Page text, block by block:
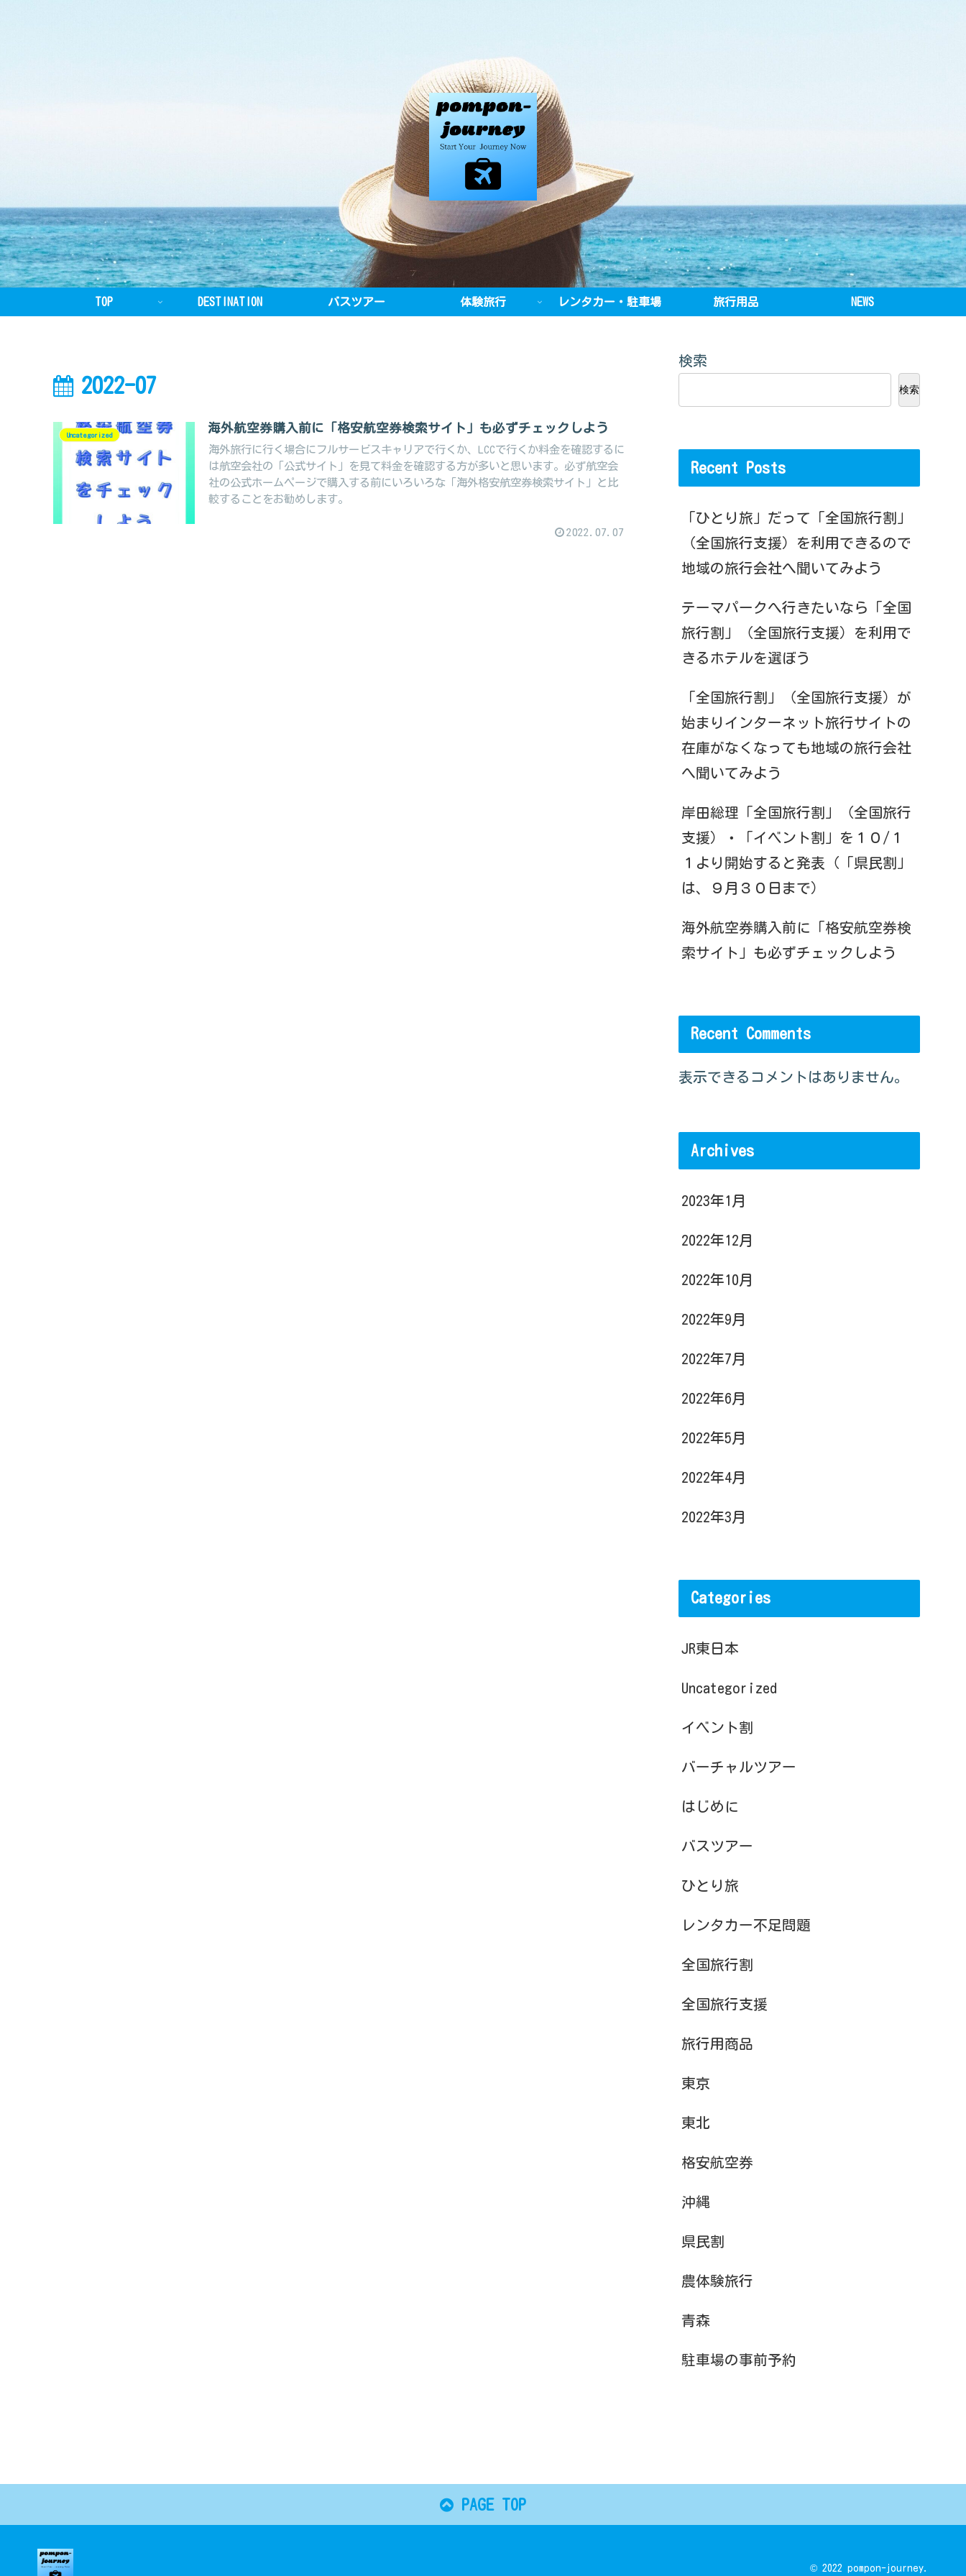
TOP DESTINATION バスツアー 体験旅行 レンタカー・駐車場 旅行用品 NEWS
2022-07
Uncategorized
海外航空券購入前に「格安航空券検索サイト」も必ずチェックしよう
海外旅行に行く場合にフルサービスキャリアで行くか、LCCで行くか料金を確認するに
は航空会社の「公式サイト」を見て料金を確認する方が多いと思います。必ず航空会
社の公式ホームページで購入する前にいろいろな「海外格安航空券検索サイト」と比
較することをお勧めします。
2022.07.07
検索
検索
Recent Posts
「ひとり旅」だって「全国旅行割」
（全国旅行支援）を利用できるので
地域の旅行会社へ聞いてみよう
テーマパークへ行きたいなら「全国
旅行割」（全国旅行支援）を利用で
きるホテルを選ぼう
「全国旅行割」（全国旅行支援）が
始まりインターネット旅行サイトの
在庫がなくなっても地域の旅行会社
へ聞いてみよう
岸田総理「全国旅行割」（全国旅行
支援）・「イベント割」を１０/１
１より開始すると発表（「県民割」
は、９月３０日まで）
海外航空券購入前に「格安航空券検
索サイト」も必ずチェックしよう
Recent Comments
表示できるコメントはありません。
Archives
2023年1月
2022年12月
2022年10月
2022年9月
2022年7月
2022年6月
2022年5月
2022年4月
2022年3月
Categories
JR東日本
Uncategorized
イベント割
バーチャルツアー
はじめに
バスツアー
ひとり旅
レンタカー不足問題
全国旅行割
全国旅行支援
旅行用商品
東京
東北
格安航空券
沖縄
県民割
農体験旅行
青森
駐車場の事前予約
PAGE TOP
© 2022 pompon-journey.